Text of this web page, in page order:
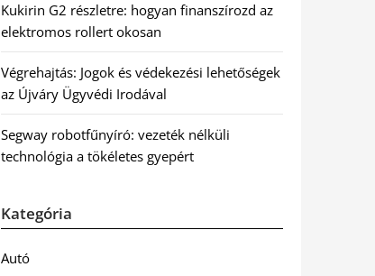
Kukirin G2 részletre: hogyan finanszírozd az
elektromos rollert okosan
Végrehajtás: Jogok és védekezési lehetőségek
az Újváry Ügyvédi Irodával
Segway robotfűnyíró: vezeték nélküli
technológia a tökéletes gyepért
Kategória
Autó